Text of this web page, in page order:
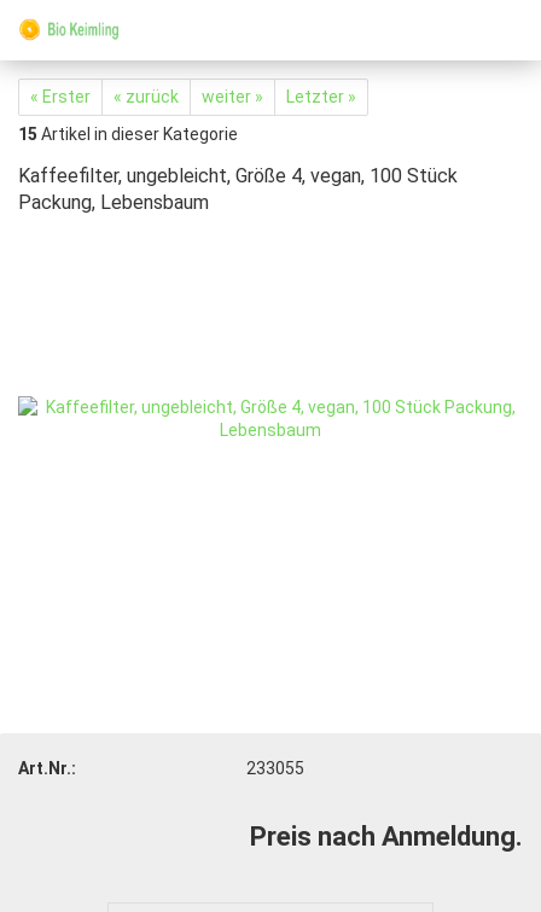
« Erster « zurück weiter »
Letzter »
15 Artikel in dieser Kategorie
Kaffeefilter, ungebleicht, Größe 4, vegan, 100 Stück
Packung, Lebensbaum
Art.Nr.: 233055
Preis nach Anmeldung.